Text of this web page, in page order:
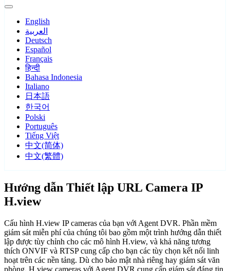
English
العربية
Deutsch
Español
Français
हिन्दी
Bahasa Indonesia
Italiano
日本語
한국어
Polski
Português
Tiếng Việt
中文(简体)
中文(繁體)
Hướng dẫn Thiết lập URL Camera IP
H.view
Cấu hình H.view IP cameras của bạn với Agent DVR. Phần mềm
giám sát miễn phí của chúng tôi bao gồm một trình hướng dẫn thiết
lập được tùy chỉnh cho các mô hình H.view, và khả năng tương
thích ONVIF và RTSP cung cấp cho bạn các tùy chọn kết nối linh
hoạt trên các nền tảng. Dù cho bảo mật nhà riêng hay giám sát văn